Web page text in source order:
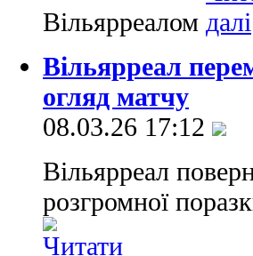
Вільярреалом
Вільярреал
огляд матчу
08.03.26 17:12
Вільярреал
розгромної